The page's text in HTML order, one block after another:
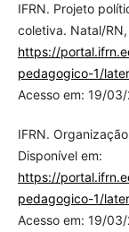
IFRN. Projeto
coletiva. Natal/
https://
pedagogico-1/
Acesso em: 19/03/
IFRN.
Disponível em:
https://
pedagogico-1/
Acesso em: 19/03/